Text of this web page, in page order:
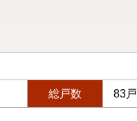
総戸数 83戸